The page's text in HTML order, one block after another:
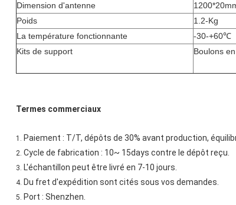
Dimension d'antenne
Poids
1.2-Kg
La température fonctionnante
-30-+60℃
Kits de support
Boulons
Termes commerciaux
1. Paiement : T/T, dépôts de 30% avant production,
2. Cycle de fabrication : 10~ 15days contre le dépôt reçu.
3. L'échantillon peut être livré en 7-10 jours.
4. Du fret d'expédition sont cités sous vos demandes.
5. Port : Shenzhen.